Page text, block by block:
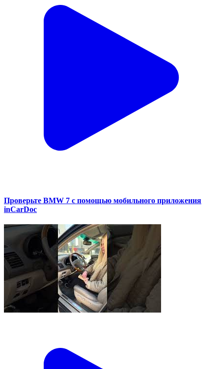
Проверьте BMW 7 с помощью мобильного приложения
inCarDoc